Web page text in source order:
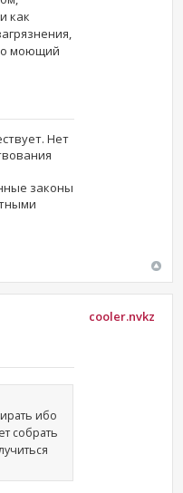
как
моющий
Нет
законы
ибо
собрать
cooler.nvkz